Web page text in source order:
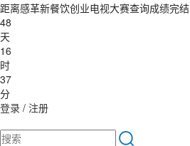
距离感革新餐饮创业电视大赛查询成绩完结
48
天
16
时
37
分
登录 / 注册